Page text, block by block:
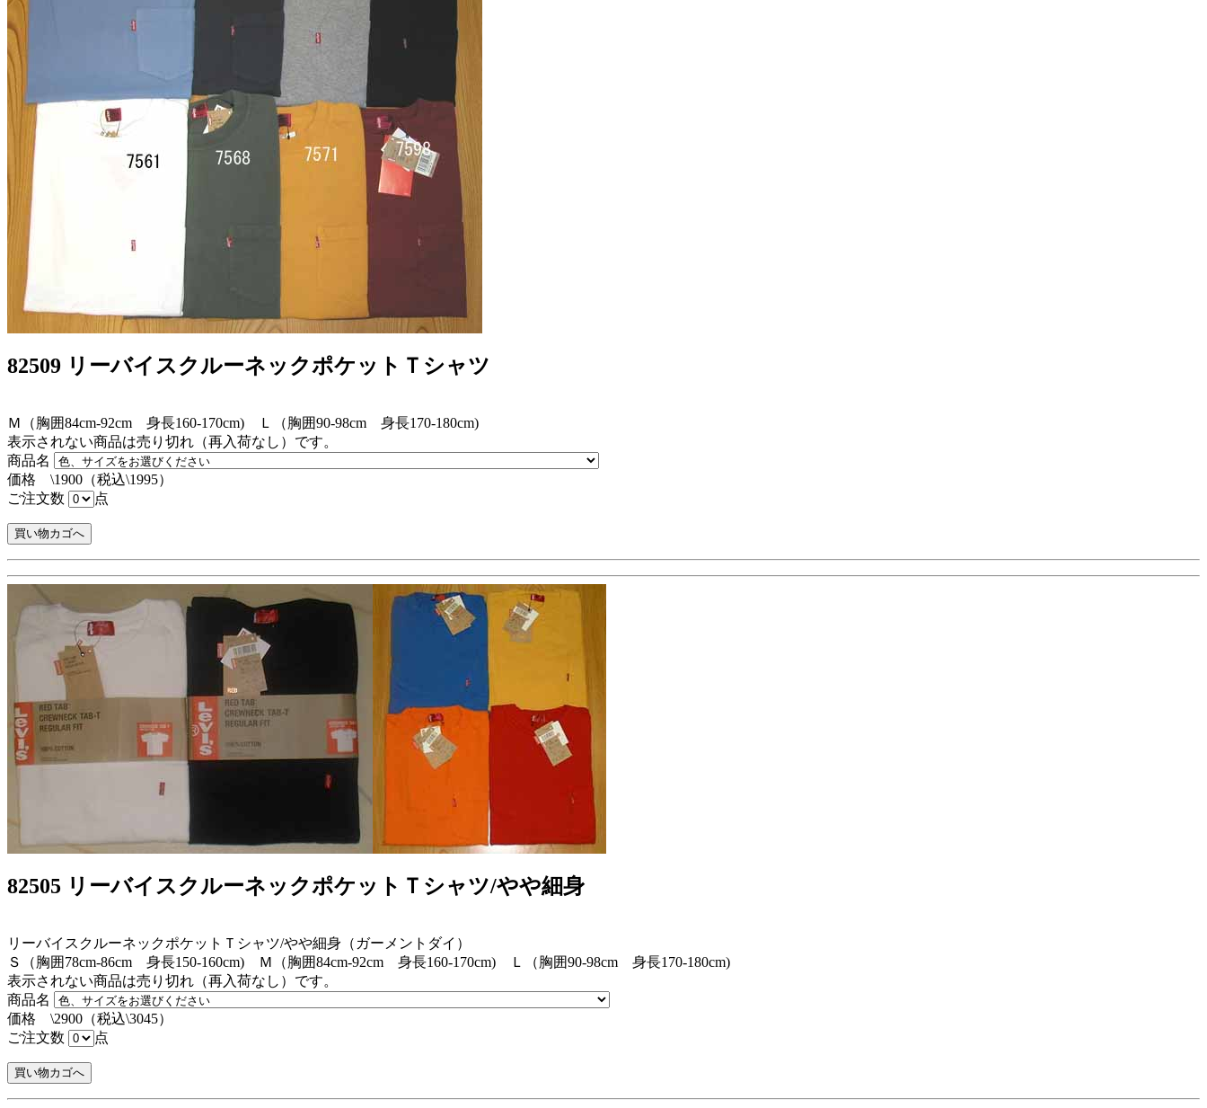
82509 リーバイスクルーネックポケットＴシャツ
Ｍ（胸囲84cm-92cm 身長160-170cm) Ｌ（胸囲90-98cm 身長170-180cm)
表示されない商品は売り切れ（再入荷なし）です。
商品名
価格 \1900（税込\1995）
ご注文数
点
82505 リーバイスクルーネックポケットＴシャツ/やや細身
リーバイスクルーネックポケットＴシャツ/やや細身（ガーメントダイ）
Ｓ（胸囲78cm-86cm 身長150-160cm) Ｍ（胸囲84cm-92cm 身長160-170cm) Ｌ（胸囲90-98cm 身長170-180cm)
表示されない商品は売り切れ（再入荷なし）です。
商品名
価格 \2900（税込\3045）
ご注文数
点